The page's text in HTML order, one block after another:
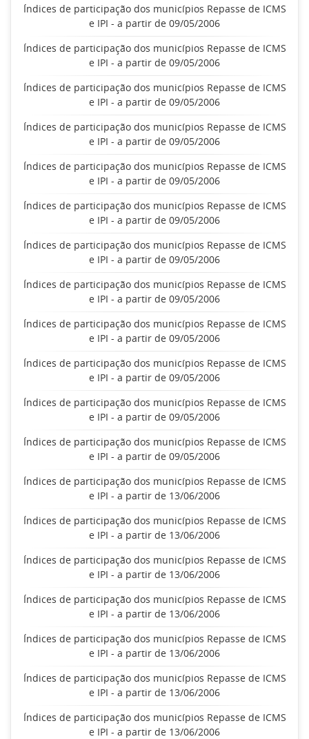
Índices de participação dos municípios Repasse de ICMS
e IPI - a partir de 09/05/2006
Índices de participação dos municípios Repasse de ICMS
e IPI - a partir de 09/05/2006
Índices de participação dos municípios Repasse de ICMS
e IPI - a partir de 09/05/2006
Índices de participação dos municípios Repasse de ICMS
e IPI - a partir de 09/05/2006
Índices de participação dos municípios Repasse de ICMS
e IPI - a partir de 09/05/2006
Índices de participação dos municípios Repasse de ICMS
e IPI - a partir de 09/05/2006
Índices de participação dos municípios Repasse de ICMS
e IPI - a partir de 09/05/2006
Índices de participação dos municípios Repasse de ICMS
e IPI - a partir de 09/05/2006
Índices de participação dos municípios Repasse de ICMS
e IPI - a partir de 09/05/2006
Índices de participação dos municípios Repasse de ICMS
e IPI - a partir de 09/05/2006
Índices de participação dos municípios Repasse de ICMS
e IPI - a partir de 09/05/2006
Índices de participação dos municípios Repasse de ICMS
e IPI - a partir de 09/05/2006
Índices de participação dos municípios Repasse de ICMS
e IPI - a partir de 13/06/2006
Índices de participação dos municípios Repasse de ICMS
e IPI - a partir de 13/06/2006
Índices de participação dos municípios Repasse de ICMS
e IPI - a partir de 13/06/2006
Índices de participação dos municípios Repasse de ICMS
e IPI - a partir de 13/06/2006
Índices de participação dos municípios Repasse de ICMS
e IPI - a partir de 13/06/2006
Índices de participação dos municípios Repasse de ICMS
e IPI - a partir de 13/06/2006
Índices de participação dos municípios Repasse de ICMS
e IPI - a partir de 13/06/2006